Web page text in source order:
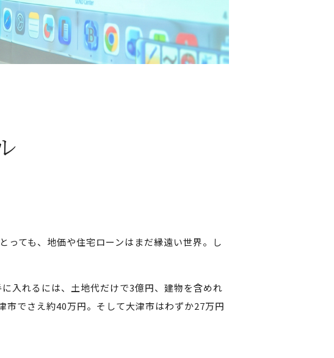
ても、地価や住宅ローンはまだ縁遠い世界。し
入れるには、土地代だけで3億円、建物を含めれ
でさえ約40万円。そして大津市はわずか27万円